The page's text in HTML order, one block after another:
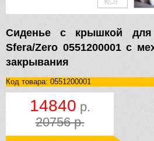
Сиденье с крышкой для
Sfera/Zero 0551200001 с
закрывания
Код товара: 0551200001
14840 р.
20756 р.